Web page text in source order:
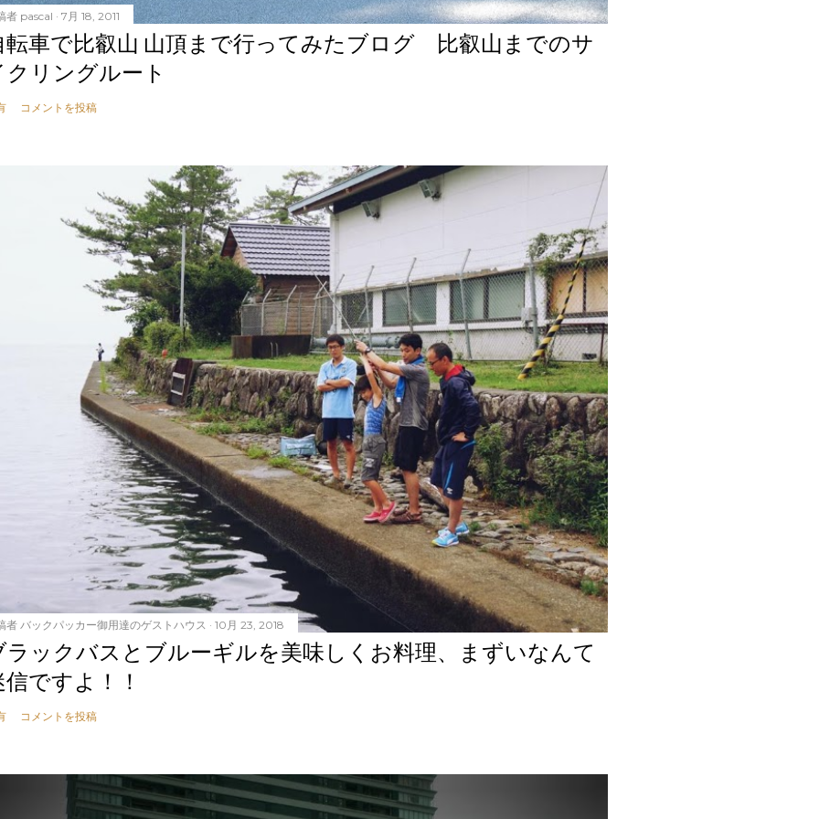
者 pascal 7月 18, 2011
転車で比叡山 山頂まで行ってみたブログ 比叡山までのサ
クリングルート
コメントを投稿
者 バックパッカー御用達のゲストハウス 10月 23, 2018
ラックバスとブルーギルを美味しくお料理、まずいなんて
信ですよ！！
コメントを投稿